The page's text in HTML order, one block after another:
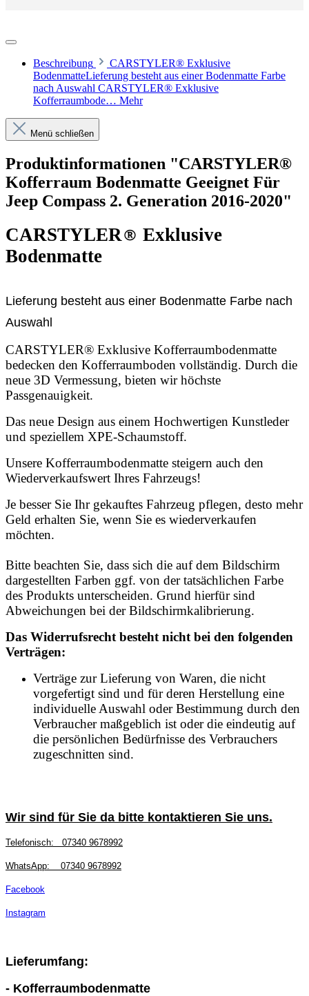
Beschreibung
CARSTYLER® Exklusive
BodenmatteLieferung besteht aus einer Bodenmatte Farbe
nach Auswahl CARSTYLER® Exklusive
Kofferraumbode… Mehr
Menü schließen
Produktinformationen "CARSTYLER®
Kofferraum Bodenmatte Geeignet Für
Jeep Compass 2. Generation 2016-2020"
CARSTYLER® Exklusive
Bodenmatte
Lieferung besteht aus einer Bodenmatte Farbe nach
Auswahl
CARSTYLER® Exklusive Kofferraumbodenmatte
bedecken den Kofferraumboden vollständig. Durch die
neue 3D Vermessung, bieten wir höchste
Passgenauigkeit.
Das neue Design aus einem Hochwertigen Kunstleder
und speziellem XPE-Schaumstoff.
Unsere Kofferraumbodenmatte steigern auch den
Wiederverkaufswert Ihres Fahrzeugs!
Je besser Sie Ihr gekauftes Fahrzeug pflegen, desto mehr
Geld erhalten Sie, wenn Sie es wiederverkaufen
möchten.
Bitte beachten Sie, dass sich die auf dem Bildschirm
dargestellten Farben ggf. von der tatsächlichen Farbe
des Produkts unterscheiden. Grund hierfür sind
Abweichungen bei der Bildschirmkalibrierung.
Das Widerrufsrecht besteht nicht bei den folgenden
Verträgen:
Verträge zur Lieferung von Waren, die nicht
vorgefertigt sind und für deren Herstellung eine
individuelle Auswahl oder Bestimmung durch den
Verbraucher maßgeblich ist oder die eindeutig auf
die persönlichen Bedürfnisse des Verbrauchers
zugeschnitten sind.
Wir sind für Sie da bitte kontaktieren Sie uns.
Telefonisch: 07340 9678992
WhatsApp: 07340 9678992
Facebook
Instagram
Lieferumfang:
- Kofferraumbodenmatte